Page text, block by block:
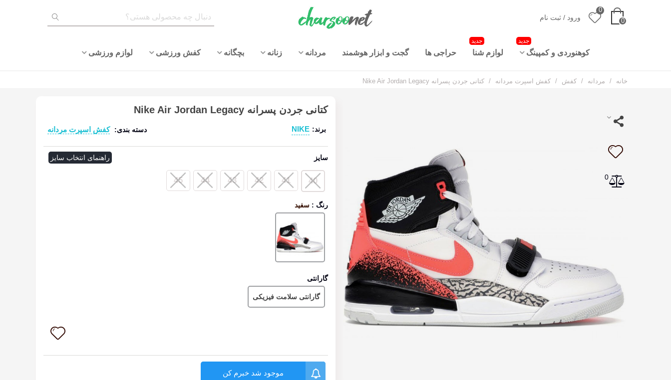
0
0
ورود / ثبت نام
کوهنوردی و کمپینگ
جدید
لوازم شنا
جدید
حراجی ها گجت و ابزار هوشمند مردانه زنانه بچگانه کفش ورزشی لوازم ورزشی
خانه / مردانه / کفش / کفش اسپرت مردانه / کتانی جردن پسرانه Nike Air Jordan Legacy
0
کتانی جردن پسرانه Nike Air Jordan Legacy
برند: NIKE دسته بندی: کفش اسپرت مردانه
سایز
راهنمای انتخاب سایز
40
41
42
43
44
45
رنگ : سفید
گارانتی
گارانتی سلامت فیزیکی
موجود شد خبرم کن